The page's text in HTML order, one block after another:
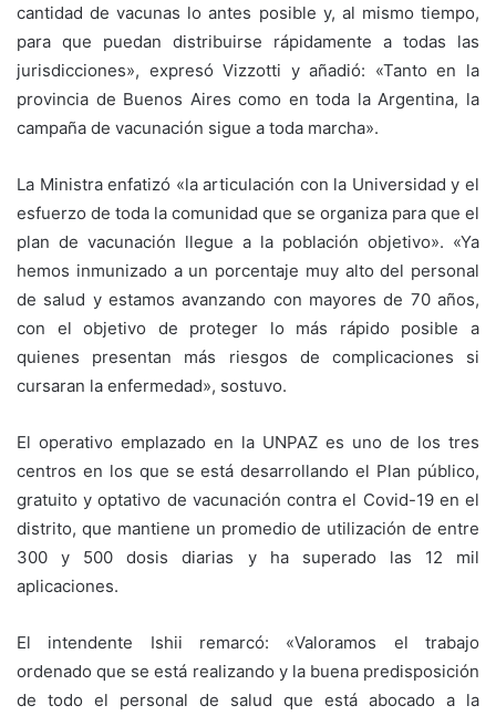
cantidad de vacunas lo antes posible y, al mismo tiempo,
para que puedan distribuirse rápidamente a todas las
jurisdicciones», expresó Vizzotti y añadió: «Tanto en la
provincia de Buenos Aires como en toda la Argentina, la
campaña de vacunación sigue a toda marcha».
La Ministra enfatizó «la articulación con la Universidad y el
esfuerzo de toda la comunidad que se organiza para que el
plan de vacunación llegue a la población objetivo». «Ya
hemos inmunizado a un porcentaje muy alto del personal
de salud y estamos avanzando con mayores de 70 años,
con el objetivo de proteger lo más rápido posible a
quienes presentan más riesgos de complicaciones si
cursaran la enfermedad», sostuvo.
El operativo emplazado en la UNPAZ es uno de los tres
centros en los que se está desarrollando el Plan público,
gratuito y optativo de vacunación contra el Covid-19 en el
distrito, que mantiene un promedio de utilización de entre
300 y 500 dosis diarias y ha superado las 12 mil
aplicaciones.
El intendente Ishii remarcó: «Valoramos el trabajo
ordenado que se está realizando y la buena predisposición
de todo el personal de salud que está abocado a la